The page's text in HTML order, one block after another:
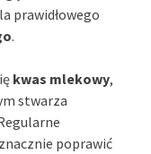
prawidłowego
.
kwas mlekowy,
stwarza
poprawić